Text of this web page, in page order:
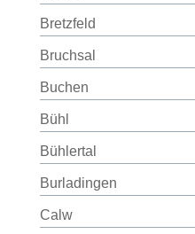
Bretzfeld
Bruchsal
Buchen
Bühl
Bühlertal
Burladingen
Calw